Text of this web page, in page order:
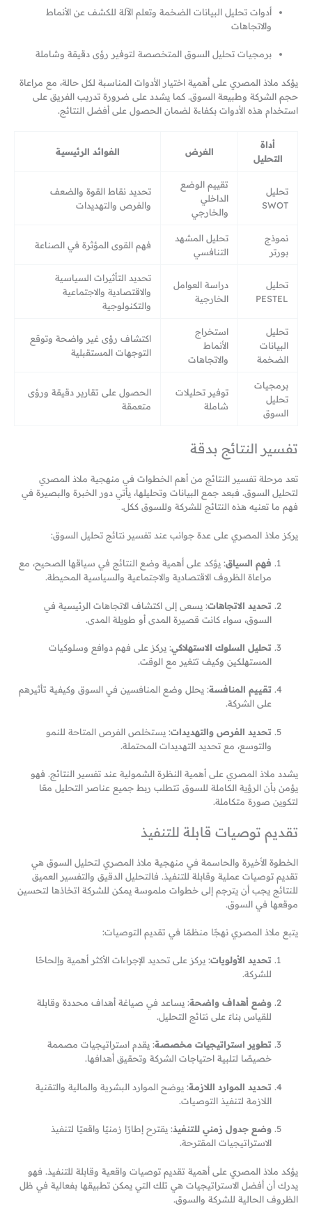
أدوات تحليل البيانات الضخمة وتعلم الآلة للكشف عن الأنماط
والاتجاهات
برمجيات تحليل السوق المتخصصة لتوفير رؤى دقيقة وشاملة
يؤكد ملاذ المصري على أهمية اختيار الأدوات المناسبة لكل حالة، مع مراعاة
حجم الشركة وطبيعة السوق. كما يشدد على ضرورة تدريب الفريق على
استخدام هذه الأدوات بكفاءة لضمان الحصول على أفضل النتائج.
أداة
التحليل
الغرض الفوائد الرئيسية
تحليل
SWOT
تقييم الوضع
الداخلي
والخارجي
تحديد نقاط القوة والضعف
والفرص والتهديدات
نموذج
بورتر
تحليل المشهد
التنافسي
فهم القوى المؤثرة في الصناعة
تحليل
PESTEL
دراسة العوامل
الخارجية
تحديد التأثيرات السياسية
والاقتصادية والاجتماعية
والتكنولوجية
تحليل
البيانات
الضخمة
استخراج
الأنماط
والاتجاهات
اكتشاف رؤى غير واضحة وتوقع
التوجهات المستقبلية
برمجيات
تحليل
السوق
توفير تحليلات
شاملة
الحصول على تقارير دقيقة ورؤى
متعمقة
تفسير النتائج بدقة
تعد مرحلة تفسير النتائج من أهم الخطوات في منهجية ملاذ المصري
لتحليل السوق. فبعد جمع البيانات وتحليلها، يأتي دور الخبرة والبصيرة في
فهم ما تعنيه هذه النتائج للشركة وللسوق ككل.
يركز ملاذ المصري على عدة جوانب عند تفسير نتائج تحليل السوق:
فهم السياق: يؤكد على أهمية وضع النتائج في سياقها الصحيح، مع
مراعاة الظروف الاقتصادية والاجتماعية والسياسية المحيطة.
تحديد الاتجاهات: يسعى إلى اكتشاف الاتجاهات الرئيسية في
السوق، سواء كانت قصيرة المدى أو طويلة المدى.
تحليل السلوك الاستهلاكي: يركز على فهم دوافع وسلوكيات
المستهلكين وكيف تتغير مع الوقت.
تقييم المنافسة: يحلل وضع المنافسين في السوق وكيفية تأثيرهم
على الشركة.
تحديد الفرص والتهديدات: يستخلص الفرص المتاحة للنمو
والتوسع، مع تحديد التهديدات المحتملة.
يشدد ملاذ المصري على أهمية النظرة الشمولية عند تفسير النتائج. فهو
يؤمن بأن الرؤية الكاملة للسوق تتطلب ربط جميع عناصر التحليل معًا
لتكوين صورة متكاملة.
تقديم توصيات قابلة للتنفيذ
الخطوة الأخيرة والحاسمة في منهجية ملاذ المصري لتحليل السوق هي
تقديم توصيات عملية وقابلة للتنفيذ. فالتحليل الدقيق والتفسير العميق
للنتائج يجب أن يترجم إلى خطوات ملموسة يمكن للشركة اتخاذها لتحسين
موقعها في السوق.
يتبع ملاذ المصري نهجًا منظمًا في تقديم التوصيات:
تحديد الأولويات: يركز على تحديد الإجراءات الأكثر أهمية وإلحاحًا
للشركة.
وضع أهداف واضحة: يساعد في صياغة أهداف محددة وقابلة
للقياس بناءً على نتائج التحليل.
تطوير استراتيجيات مخصصة: يقدم استراتيجيات مصممة
خصيصًا لتلبية احتياجات الشركة وتحقيق أهدافها.
تحديد الموارد اللازمة: يوضح الموارد البشرية والمالية والتقنية
اللازمة لتنفيذ التوصيات.
وضع جدول زمني للتنفيذ: يقترح إطارًا زمنيًا واقعيًا لتنفيذ
الاستراتيجيات المقترحة.
يؤكد ملاذ المصري على أهمية تقديم توصيات واقعية وقابلة للتنفيذ. فهو
يدرك أن أفضل الاستراتيجيات هي تلك التي يمكن تطبيقها بفعالية في ظل
الظروف الحالية للشركة والسوق.